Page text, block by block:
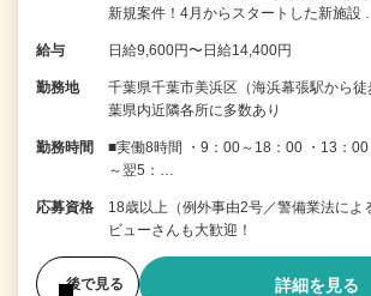
新規案件！4月からスタートした新施設 …
給与 日給9,600円〜日給14,400円
勤務地
千葉県千葉市美浜区（海浜幕張駅から
葉県内近隣各所に多数あり
勤務時間
■実働8時間 ・9：00～18：00 ・13：
～翌5：…
応募資格
18歳以上（例外事由2号／警備業法によ
ビューさんも大歓迎！
後で見る 詳細を見る